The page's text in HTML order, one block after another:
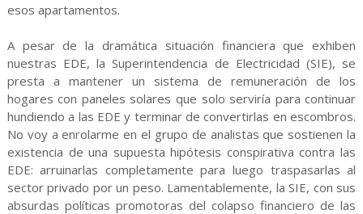
esos apartamentos.
A pesar de la dramática situación financiera que exhiben
nuestras EDE, la Superintendencia de Electricidad (SIE), se
presta a mantener un sistema de remuneración de los
hogares con paneles solares que solo serviría para continuar
hundiendo a las EDE y terminar de convertirlas en escombros.
No voy a enrolarme en el grupo de analistas que sostienen la
existencia de una supuesta hipótesis conspirativa contra las
EDE: arruinarlas completamente para luego traspasarlas al
sector privado por un peso. Lamentablemente, la SIE, con sus
absurdas políticas promotoras del colapso financiero de las